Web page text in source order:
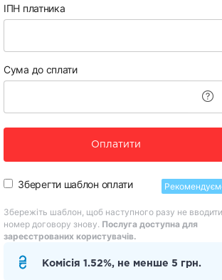
ІПН платника
Сума до сплати
Оплатити
Зберегти шаблон оплати
Збережіть шаблон, щоб наступного разу не вводити
номер договору знову. Послуга доступна для
зареєстрованих користувачів.
Комісія 1.52%, не менше 5 грн.